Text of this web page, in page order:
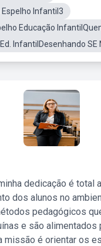
Espelho Infantil3
Educação
InfantilDesenhando SE
dedicação é total
dos alunos no
pedagógicos
e são alimentados
missão é orientar os